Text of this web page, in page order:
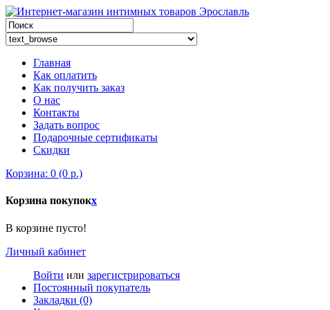
Главная
Как оплатить
Как получить заказ
О нас
Контакты
Задать вопрос
Подарочные сертификаты
Скидки
Корзина: 0 (0 р.)
Корзина покупокx
В корзине пусто!
Личный кабинет
Войти или зарегистрироваться
Постоянный покупатель
Закладки (0)